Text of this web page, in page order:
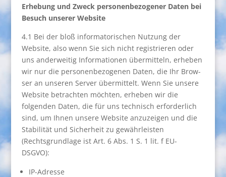
Erhebung und Zweck personenbezogener Daten bei
Besuch unserer Website
4.1 Bei der bloß informatorischen Nutzung der
Website, also wenn Sie sich nicht registrieren oder
uns anderweitig Informationen übermitteln, erheben
wir nur die personenbezogenen Daten, die Ihr Brow-
ser an unseren Server übermittelt. Wenn Sie unsere
Website betrachten möchten, erheben wir die
folgenden Daten, die für uns technisch erforderlich
sind, um Ihnen unsere Website anzuzeigen und die
Stabilität und Sicherheit zu gewährleisten
(Rechtsgrundlage ist Art. 6 Abs. 1 S. 1 lit. f EU-
DSGVO):
IP-Adresse